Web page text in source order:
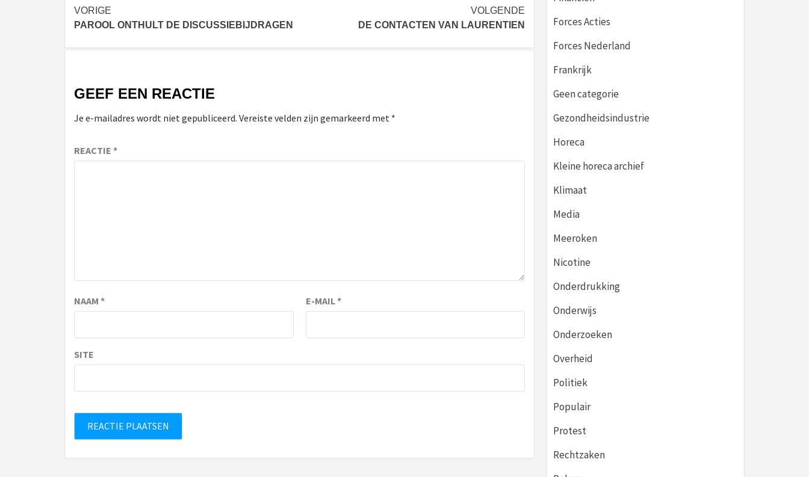
Bericht
navigatie
VORIGE
PAROOL ONTHULT DE DISCUSSIEBIJDRAGEN
VOLGENDE
DE CONTACTEN VAN LAURENTIEN
GEEF EEN REACTIE
Je e-mailadres wordt niet gepubliceerd. Vereiste velden zijn gemarkeerd met *
REACTIE *
NAAM * E-MAIL*
SITE
Forces Acties
Forces Nederland
Frankrijk
Geen categorie
Gezondheidsindustrie
Horeca
Kleine horeca archief
Klimaat
Media
Meeroken
Nicotine
Onderdrukking
Onderwijs
Onderzoeken
Overheid
Politiek
Populair
Protest
Rechtzaken